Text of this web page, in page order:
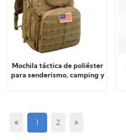
Mochila táctica de poliéster
para senderismo, camping y
1 2